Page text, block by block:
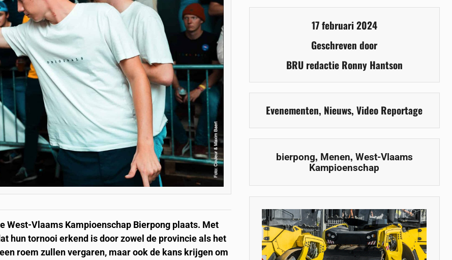
West-Vlaams Kampioenschap Bierpong plaats. Met
hun tornooi erkend is door zowel de provincie als het
roem zullen vergaren, maar ook de kans krijgen om
17 februari 2024
Geschreven door
BRU redactie Ronny Hantson
Evenementen, Nieuws,Video Reportage
bierpong, Menen, West-Vlaams
Kampioenschap